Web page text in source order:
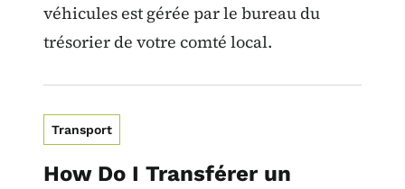
véhicules est gérée par le bureau du
trésorier de votre comté local.
Transport
How Do I Transférer un